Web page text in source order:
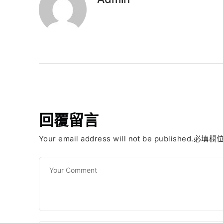
回覆留言
Your email address will not be published.必填欄